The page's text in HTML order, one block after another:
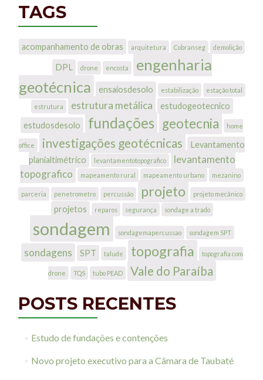
TAGS
acompanhamento de obras arquitetura Cobranseg demolição
DPL drone encosta
engenharia
geotécnica
ensaiosdesolo estabilização estação total
estrutura estrutura metálica
estudogeotecnico
estudosdesolo
fundações geotecnia home
office investigações geotécnicas
Levantamento
planialtimétrico
levantamentotopografico
levantamento
topografico
mapeamento rural mapeamento urbano mezanino
parceria penetrometro percussão projeto projeto mecânico
projetos reparos segurança sondage a trado
sondagem sondagemapercussao sondagem SPT
sondagens SPT talude topografia topografia com
drone TQS tubo PEAD Vale do Paraíba
POSTS RECENTES
Estudo de fundações e contenções
Novo projeto executivo para a Câmara de Taubaté